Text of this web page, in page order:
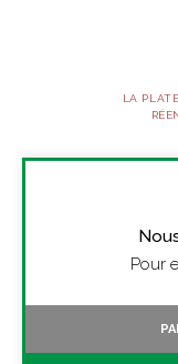
LA
Pour